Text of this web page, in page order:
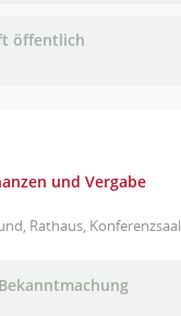
öffentlich
und Vergabe
Rathaus, Konferenzsaal